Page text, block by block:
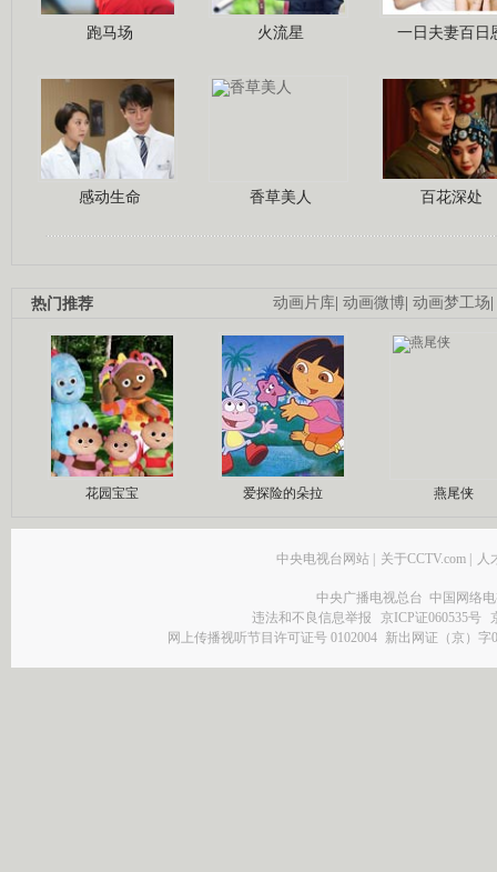
跑马场 火流星 一日夫妻百日
感动生命 香草美人 百花深处
动画片库 动画微博 动画梦工场
热门推荐
花园宝宝 爱探险的朵拉 燕尾侠
中央电视台网站 关于CCTV.com 人
中央广播电视总台 中国网络
违法和不良信息举报
京ICP证060535号
网上传播视听节目许可证号 0102004 新出网证（京）